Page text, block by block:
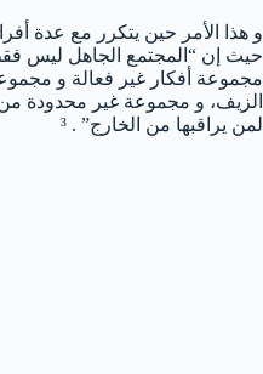
و هذا الأمر حين يتكرر مع عدة
حيث إن “المجتمع الجاهل ليس
مجموعة أفكار غير فعالة و
الزيف، و مجموعة غير محدودة من
لمن يراقبها من الخارج” . ³